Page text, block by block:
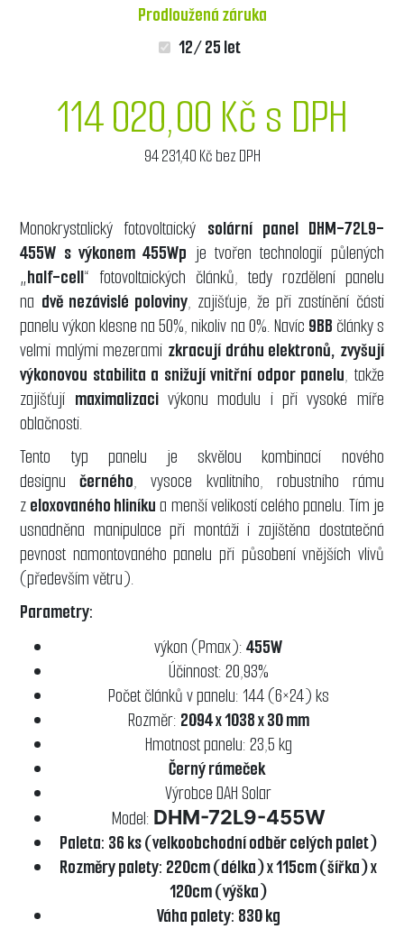
Prodloužená záruka
12/ 25 let
114 020,00 Kč s DPH
94 231,40 Kč bez DPH
Monokrystalický fotovoltaický solární panel DHM-72L9-
455W s výkonem 455Wp je tvořen technologií půlených
„half-cell“ fotovoltaických článků, tedy rozdělení panelu
na dvě nezávislé poloviny, zajišťuje, že při zastínění části
panelu výkon klesne na 50%, nikoliv na 0%. Navíc 9BB články s
velmi malými mezerami zkracují dráhu elektronů, zvyšují
výkonovou stabilita a snižují vnitřní odpor panelu, takže
zajišťují maximalizacivýkonu modulu i při vysoké míře
oblačnosti.
Tento typ panelu je skvělou kombinací nového
designučerného, vysoce kvalitního, robustního rámu
zeloxovaného hliníkua menší velikostí celého panelu. Tím je
usnadněna manipulace při montáži i zajištěna dostatečná
pevnost namontovaného panelu při působení vnějších vlivů
(především větru).
Parametry:
výkon (Pmax):455W
Účinnost: 20,93%
Počet článků v panelu: 144 (6×24) ks
Rozměr: 2094 x 1038 x 30 mm
Hmotnost panelu: 23,5 kg
Černý rámeček
Výrobce DAH Solar
Model: DHM-72L9-455W
Paleta: 36 ks (velkoobchodní odběr celých palet)
Rozměry palety: 220cm (délka) x 115cm (šířka) x
120cm (výška)
Váha palety: 830 kg